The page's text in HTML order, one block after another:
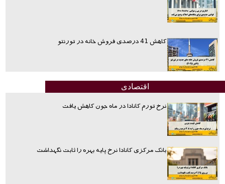
کاهش 41 درصدی فروش خانه در تورنتو
اقتصادی
نرخ تورم کانادا در ماه جون کاهش یافت
بانک مرکزی کانادا نرخ پایه بهره را ثابت نگهداشت